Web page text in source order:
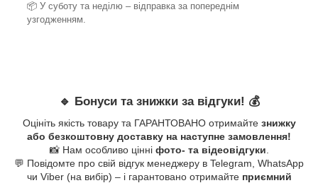
📦 У суботу та неділю – відправка за попереднім
узгодженням.
🔹 Бонуси та знижки за відгуки! 💰
Оцініть якість товару та ГАРАНТОВАНО отримайте знижку
або безкоштовну доставку на наступне замовлення!
📸 Нам особливо цінні фото- та відеовідгуки
💬 Повідомте про свій відгук менеджеру в Telegram, WhatsApp
чи Viber (на вибір) – і гарантовано отримайте приємний